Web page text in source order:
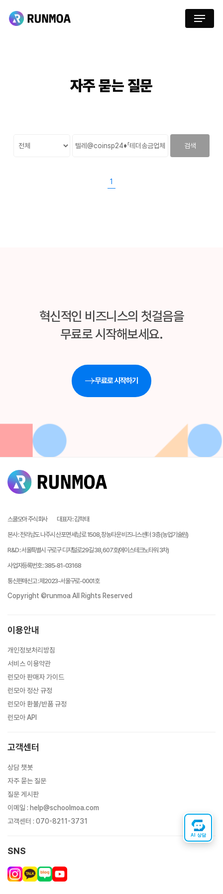
Menu
자주 묻는 질문
검색
1
혁신적인 비즈니스의 첫걸음을
무료로 시작해보세요.
무료로 시작하기
스쿨모아 주식회사 대표자:김학태
본사:전라남도 나주시 산포면 세남로 1508, 창농타운 비즈니스센터 3층 (농업기술원)
R&D:서울특별시 구로구 디지털로29길 38, 607호(에이스테크노타워 3차)
사업자등록번호:385-81-03168
통신판매신고:제2023-서울구로-0001호
Copyright ©runmoa All Rights Reserved
이용안내
개인정보처리방침
서비스 이용약관
런모아 판매자 가이드
런모아 정산 규정
런모아 환불/반품 규정
런모아 API
고객센터
상담 챗봇
자주 묻는 질문
질문 게시판
이메일 : help@schoolmoa.com
고객센터 : 070-8211-3731
SNS
AI 상담